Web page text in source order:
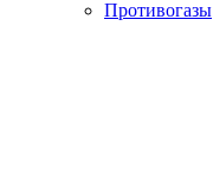
Противогазы